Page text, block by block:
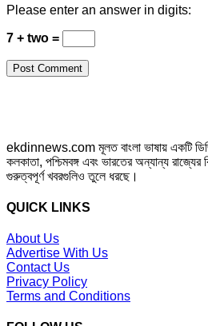
Please enter an answer in digits:
7 + two =
ekdinnews.com মূলত বাংলা ভাষায় একটি
কলকাতা, পশ্চিমবঙ্গ এবং ভারতের অন্যান্য রাজ্যের
গুরুত্বপূর্ণ খবরগুলিও তুলে ধরছে।
QUICK LINKS
About Us
Advertise With Us
Contact Us
Privacy Policy
Terms and Conditions